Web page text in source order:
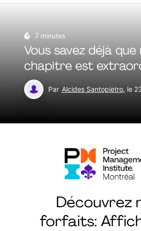
2 minutes
Vous savez déjà
chapitre est
Par Alcides Santopietro, le
Découvrez
forfaits: